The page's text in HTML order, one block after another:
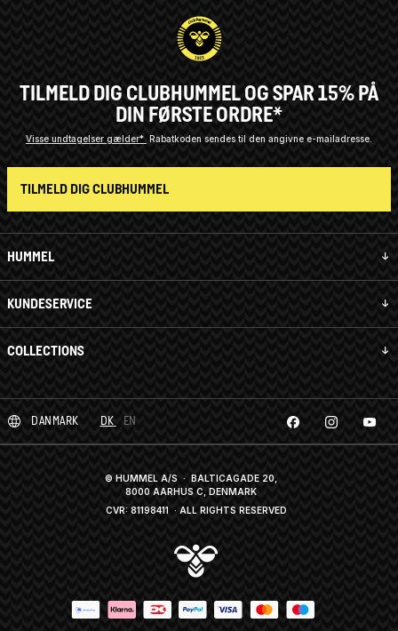
HUMMEL
KUNDESERVICE
COLLECTIONS
TILMELD DIG CLUBHUMMEL OG SPAR 15% PÅ
DIN FØRSTE ORDRE*
Visse undtagelser gælder* Rabatkoden sendes til den angivne e-mailadresse.
TILMELD DIG CLUBHUMMEL
DANMARK DK EN
© HUMMEL A/S · BALTICAGADE 20,
8000 AARHUS C, DENMARK
CVR: 81198411 · ALL RIGHTS RESERVED